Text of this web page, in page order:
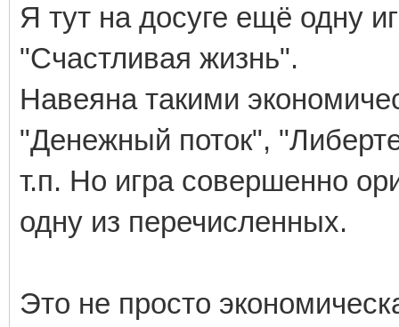
Я тут на досуге ещё одну
"Счастливая жизнь".
Навеяна такими
"Денежный поток",
т.п. Но игра совершенно
одну из перечисленных.
Это не просто